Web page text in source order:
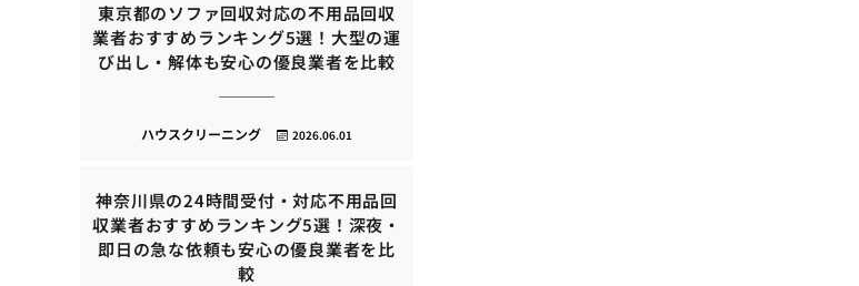
東京都のソファ回収対応の不用品回収
業者おすすめランキング5選！大型の運
び出し・解体も安心の優良業者を比較
2026.06.01
ハウスクリーニング
神奈川県の24時間受付・対応不用品回
収業者おすすめランキング5選！深夜・
即日の急な依頼も安心の優良業者を比
較